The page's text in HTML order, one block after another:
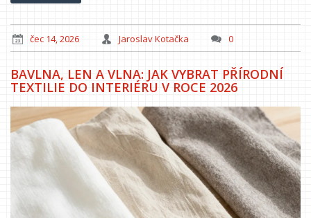
čec 14, 2026 Jaroslav Kotačka 0
BAVLNA, LEN A VLNA: JAK VYBRAT PŘÍRODNÍ
TEXTILIE DO INTERIÉRU V ROCE 2026